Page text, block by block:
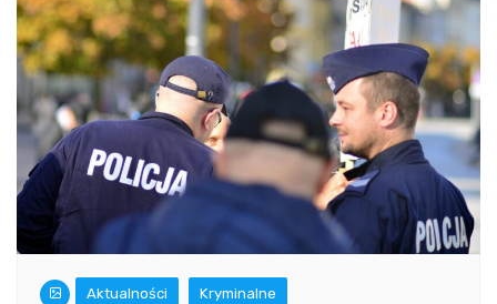
Aktualności Kryminalne